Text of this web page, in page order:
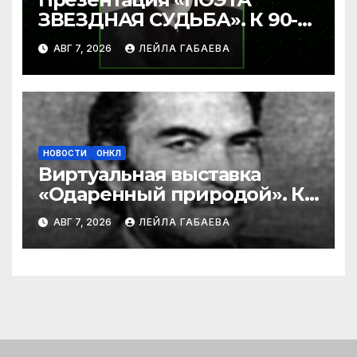
ЗВЕЗДНАЯ СУДЬБА». К 90-
летию Ибрагима Бабаева.
АВГ 7, 2026 ЛЕЙЛА ГАБАЕВА
НОВОСТИ ОНКЛ
Виртуальная выставка
«Одаренный природой». К
90-летию со дня рождения
Ибрагима Бабаева
АВГ 7, 2026 ЛЕЙЛА ГАБАЕВА